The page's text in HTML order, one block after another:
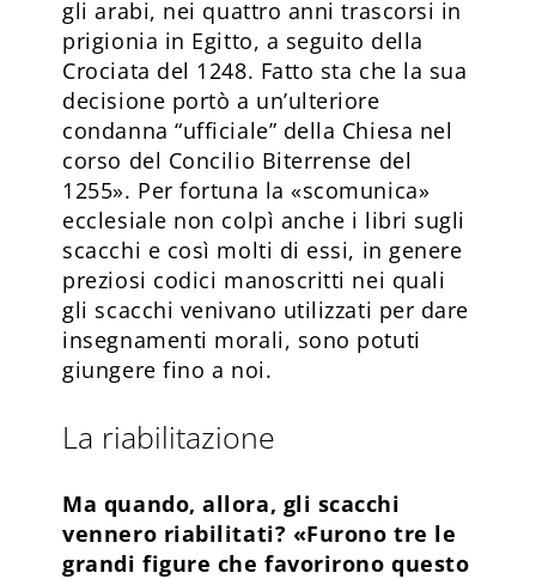
gli arabi, nei quattro anni trascorsi in
prigionia in Egitto, a seguito della
Crociata del 1248. Fatto sta che la sua
decisione portò a un’ulteriore
condanna “ufficiale” della Chiesa nel
corso del Concilio Biterrense del
1255». Per fortuna la «scomunica»
ecclesiale non colpì anche i libri sugli
scacchi e così molti di essi, in genere
preziosi codici manoscritti nei quali
gli scacchi venivano utilizzati per dare
insegnamenti morali, sono potuti
giungere fino a noi.
La riabilitazione
Ma quando, allora, gli scacchi
vennero riabilitati? «Furono tre le
grandi figure che favorirono questo